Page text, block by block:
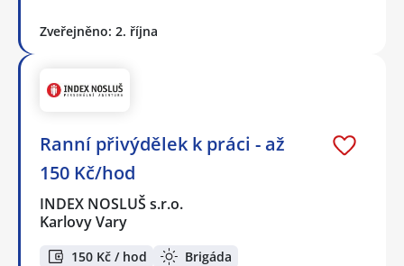
Zveřejněno: 2. října
Ranní přivýdělek k práci - až
150 Kč/hod
INDEX NOSLUŠ s.r.o.
Karlovy Vary
150 Kč / hod Brigáda